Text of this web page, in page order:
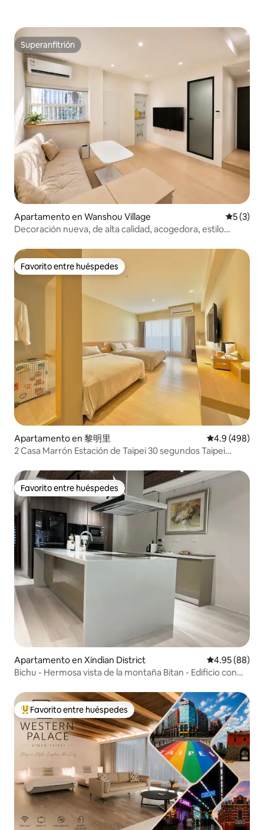
Superanfitrión
Superanfitrión
Apartamento en Wanshou Village
5 (3)
Decoración nueva, de alta calidad, acogedora, estilo
buena insonorización / Balcón privado para lavar y tender
la ropa / Cocina soleada / Zona comercial de Ximending
Favorito entre huéspedes
Favorito entre huéspedes
Apartamento en 黎明里 Calificación
4.9 (498)
2 Casa Marrón Estación de Taipei 30 segundos Taipei
Favorito entre huéspedes
Favorito entre huéspedes
Apartamento en Xindian District Calificación
4.95 (88)
Bichu - Hermosa vista de la montaña Bitan - Edificio con
Estacionamiento gratuito - Cama doble extragrande -
Estación de MRT Xindian - Aguas termales de Wulai -
Yulong City Xindian
Favorito entre huéspedes preferido
Favorito entre huéspedes